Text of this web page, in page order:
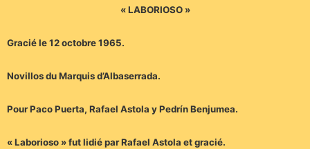
« LABORIOSO »
Gracié le 12 octobre 1965.
Novillos du Marquis d’Albaserrada.
Pour Paco Puerta, Rafael Astola y Pedrín Benjumea.
« Laborioso » fut lidié par Rafael Astola et gracié.